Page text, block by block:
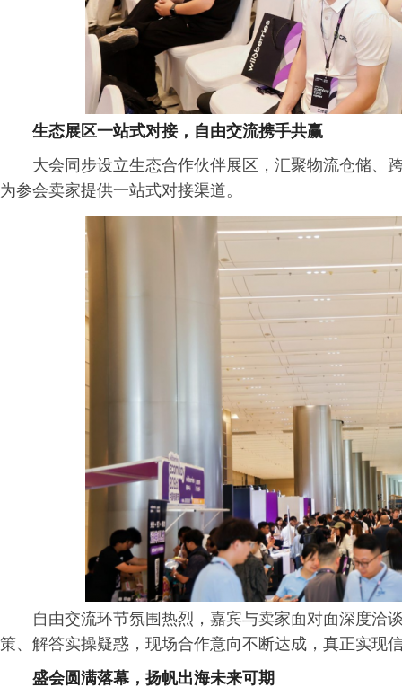
生态展区一站式对接，自由交流携手共赢
大会同步设立生态合作伙伴展区，汇聚物流仓储、
为参会卖家提供一站式对接渠道。
自由交流环节氛围热烈，嘉宾与卖家面对面深度洽
策、解答实操疑惑，现场合作意向不断达成，真正实现
盛会圆满落幕，扬帆出海未来可期